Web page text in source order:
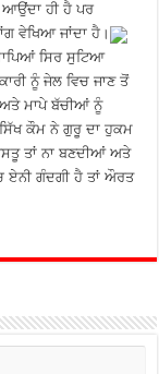
ਆਉਂਦਾ ਹੀ ਹੈ ਪਰ
ਵੇਖਿਆ ਜਾਂਦਾ ਹੈ।
ਸਿਰ ਸੁਟਿਆ
ਨੂੰ ਜੇਲ ਵਿਚ ਜਾਣ ਤੋਂ
ਅਤੇ ਮਾਪੇ ਬੱਚੀਆਂ ਨੂੰ
ਸਿੱਖ ਕੌਮ ਨੇ ਗੁਰੂ ਦਾ ਹੁਕਮ
ਤਾਂ ਨਾ ਬਣਦੀਆਂ ਅਤੇ
ਗੰਦਗੀ ਹੈ ਤਾਂ ਔਰਤ